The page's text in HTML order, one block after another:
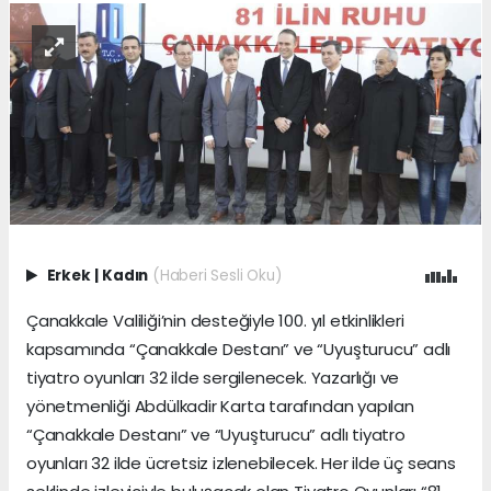
Erkek | Kadın (Haberi Sesli Oku)
Çanakkale Valiliği’nin desteğiyle 100. yıl etkinlikleri
kapsamında “Çanakkale Destanı” ve “Uyuşturucu” adlı
tiyatro oyunları 32 ilde sergilenecek. Yazarlığı ve
yönetmenliği Abdülkadir Karta tarafından yapılan
“Çanakkale Destanı” ve “Uyuşturucu” adlı tiyatro
oyunları 32 ilde ücretsiz izlenebilecek. Her ilde üç seans